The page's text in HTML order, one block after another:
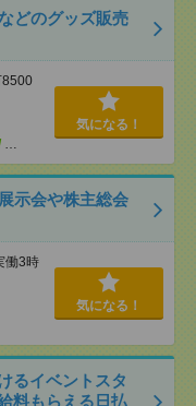
どのグッズ販売
…
気になる！
示会や株主総会
3時
気になる！
るイベントスタ
料もらえる日払